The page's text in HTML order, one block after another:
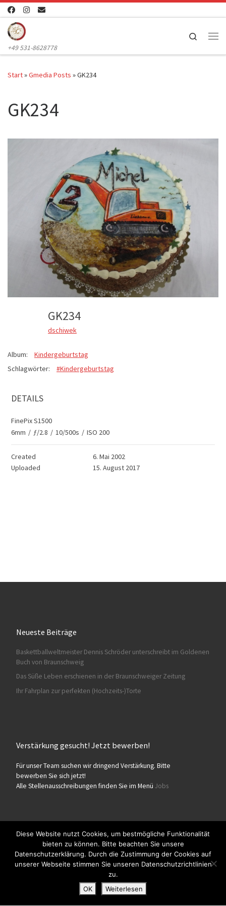
Zum Inhalt springen
+49 531-8628778
Search
Start»Gmedia Posts »GK234
GK234
GK234
dschiwek
Album:
Kindergeburtstag
Schlagwörter:
#Kindergeburtstag
DETAILS
FinePix S1500
6mm / ƒ/2.8 / 10/500s / ISO 200
Created
6. Mai 2002
Uploaded
15. August 2017
Neueste Beiträge
Baskettballweltmeister Dennis Schröder unterschreibt im Goldenen
Buch von Braunschweig
Das Süße Leben erschienen in der Braunschweiger Zeitung
Ihr Fahrplan zur perfekten (Hochzeits-)Torte
Verstärkung gesucht! Jetzt bewerben!
Für unser Team suchen wir dringend Verstärkung. Bitte
bewerben Sie sich jetzt!
Alle Stellenausschreibungen finden Sie im Menü Jobs
© 2026Konditorei Süßes Leben– Alle Rechte vorbehalten
Präsentiert von WP – Entworfen mit demCustomizr-Theme
Diese Website nutzt Cookies, um bestmögliche Funktionalität
bieten zu können. Bitte beachten Sie unsere
Datenschutzerklärung. Durch die Zustimmung der Cookies auf
unserer Webseite stimmen Sie unseren Datenschutzrichtlinien
zu.
OK
Weiterlesen